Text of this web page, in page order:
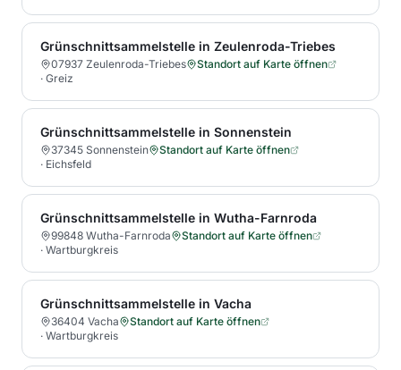
Grünschnittsammelstelle in Zeulenroda-Triebes
07937 Zeulenroda-Triebes
Standort auf Karte öffnen
· Greiz
Grünschnittsammelstelle in Sonnenstein
37345 Sonnenstein
Standort auf Karte öffnen
· Eichsfeld
Grünschnittsammelstelle in Wutha-Farnroda
99848 Wutha-Farnroda
Standort auf Karte öffnen
· Wartburgkreis
Grünschnittsammelstelle in Vacha
36404 Vacha
Standort auf Karte öffnen
· Wartburgkreis